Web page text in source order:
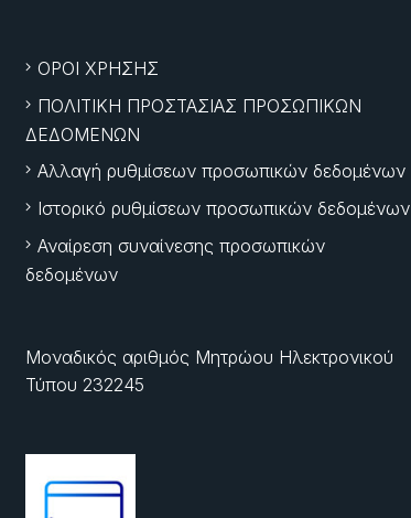
ΟΡΟΙ ΧΡΗΣΗΣ
ΠΟΛΙΤΙΚΗ ΠΡΟΣΤΑΣΙΑΣ ΠΡΟΣΩΠΙΚΩΝ
ΔΕΔΟΜΕΝΩΝ
Αλλαγή ρυθμίσεων προσωπικών δεδομένων
Ιστορικό ρυθμίσεων προσωπικών δεδομένων
Αναίρεση συναίνεσης προσωπικών
δεδομένων
Μοναδικός αριθμός Μητρώου Ηλεκτρονικού
Τύπου 232245